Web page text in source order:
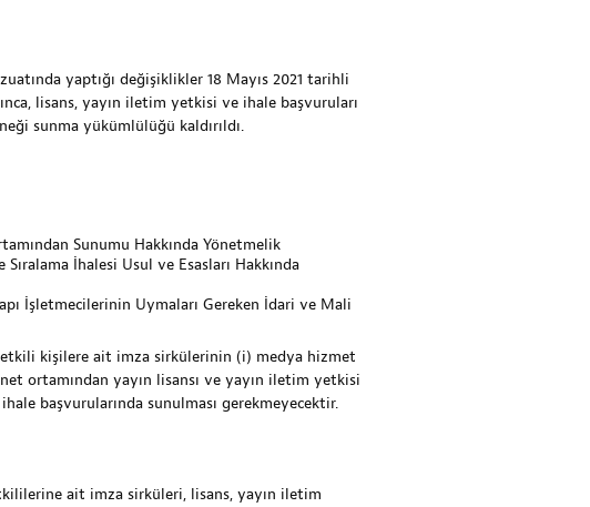
yaptığı değişiklikler 18 Mayıs 2021 tarihli
lisans, yayın iletim yetkisi ve ihale başvuruları
sunma yükümlülüğü kaldırıldı.
Sunumu Hakkında Yönetmelik
İhalesi Usul ve Esasları Hakkında
İşletmecilerinin Uymaları Gereken İdari ve Mali
kişilere ait imza sirkülerinin (i) medya hizmet
ortamından yayın lisansı ve yayın iletim yetkisi
başvurularında sunulması gerekmeyecektir.
ait imza sirküleri, lisans, yayın iletim